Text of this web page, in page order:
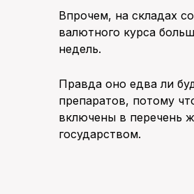
Впрочем, на складах
валютного курса
недель.
Правда оно едва ли
препаратов, потому
включены в перечень
государством.